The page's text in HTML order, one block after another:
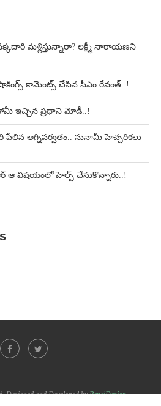
మళ్లిస్తున్నారా? లక్ష్మీ నారాయణని
షాకింగ్స్ కామెంట్స్ చేసిన సీఎం రేవంత్..!
హామీ ఇచ్చిన ప్రధాని మోడీ..!
పేలిన అగ్నిపర్వతం.. సునామీ హెచ్చరికలు
ఆ విషయంలో హెల్ప్ చేసుకొన్నారు..!
Designed and Developed byPenciDesign